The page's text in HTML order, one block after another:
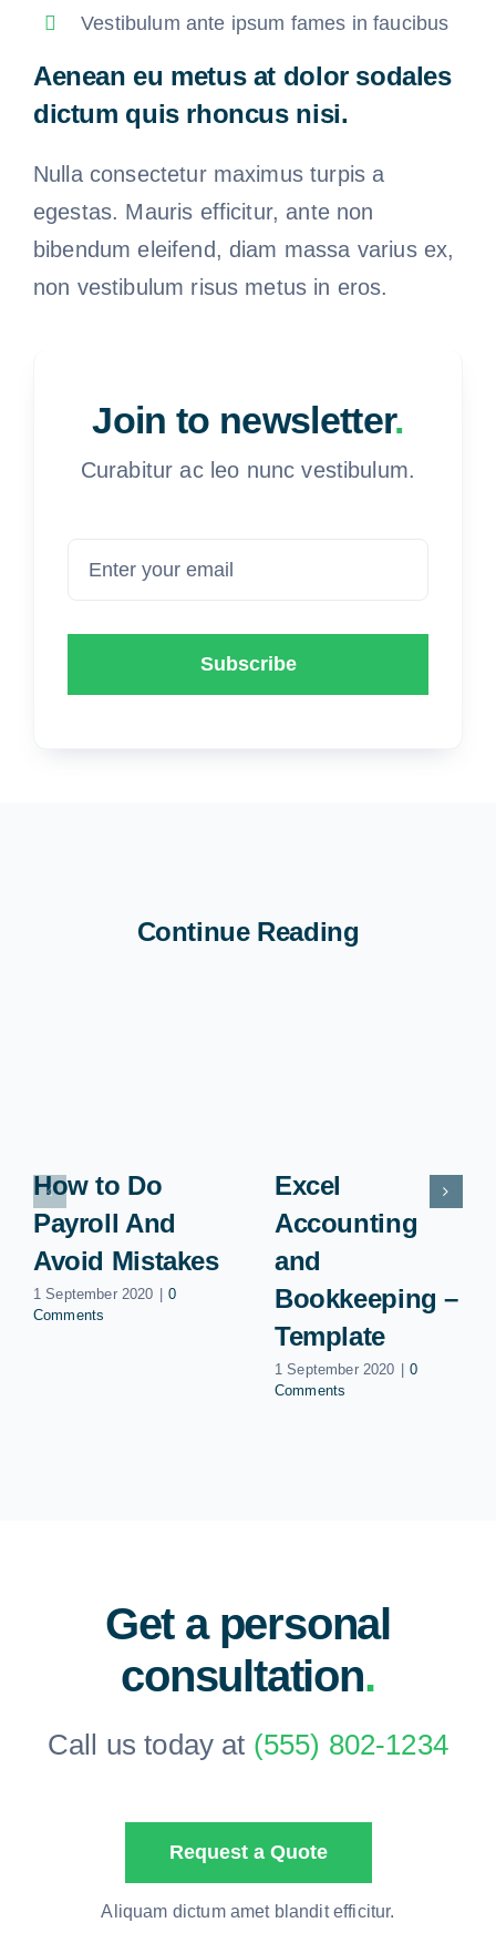
Vestibulum ante ipsum fames in faucibus
Aenean eu metus at dolor sodales
dictum quis rhoncus nisi.
Nulla consectetur maximus turpis a
egestas. Mauris efficitur, ante non
bibendum eleifend, diam massa varius ex,
non vestibulum risus metus in eros.
Join to newsletter.
Curabitur ac leo nunc vestibulum.
Subscribe
Continue Reading
How to Do
Payroll And
Avoid Mistakes
1 September 2020
0
Comments
Excel
Accounting
and
Bookkeeping –
Template
1 September 2020
0
Comments
Get a personal
consultation.
Call us today at (555) 802-1234
Request a Quote
Aliquam dictum amet blandit efficitur.